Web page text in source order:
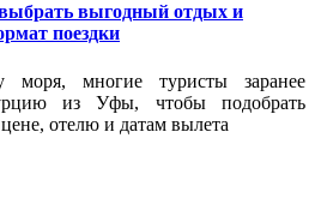
выгодный отдых и
поездки
моря, многие туристы заранее
из Уфы, чтобы подобрать
отелю и датам вылета